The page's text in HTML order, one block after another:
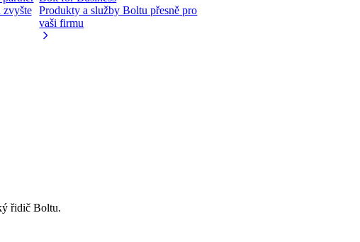
Produkty a služby Boltu přesně pro
vaši firmu
řidič Boltu.